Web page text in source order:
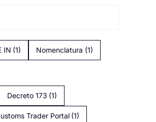
IN (1) Nomenclatura (1)
Decreto 173 (1)
Trader Portal (1)